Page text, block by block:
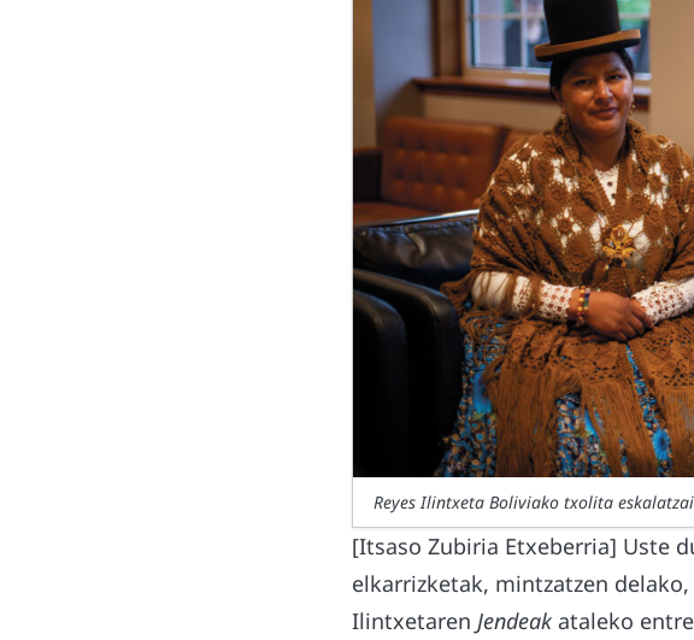
Reyes Ilintxeta Boliviako txolita
[Itsaso Zubiria Etxeberria] Uste
elkarrizketak, mintzatzen
Ilintxetaren Jendeak ataleko